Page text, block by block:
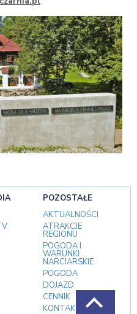
POZOSTAŁE
AKTUALNOŚCI
ATRAKCJE
REGIONU
POGODA I
WARUNKI
NARCIARSKIE
POGODA
DOJAZD
CENNIK
KONTAKT